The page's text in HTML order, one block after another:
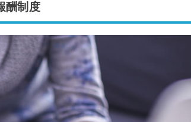
酬制度